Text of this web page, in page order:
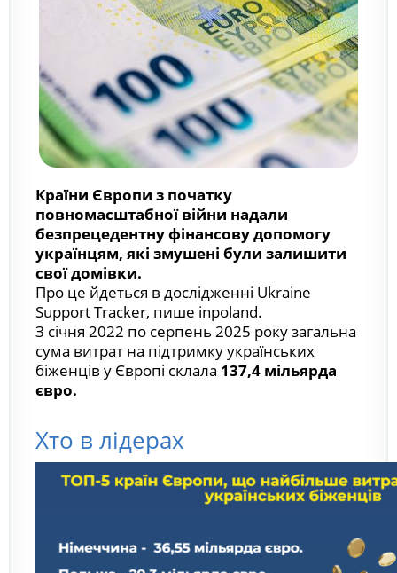
Країни Європи з початку
повномасштабної війни надали
безпрецедентну фінансову допомогу
українцям, які змушені були залишити
свої домівки.
Про це йдеться в дослідженні Ukraine
Support Tracker, пише inpoland.
З січня 2022 по серпень 2025 року загальна
сума витрат на підтримку українських
біженців у Європі склала 137,4 мільярда
євро.
Хто в лідерах